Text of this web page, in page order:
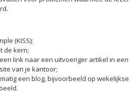
(KISS);
de kern;
link naar een uitvoeriger artikel in een
van je kantoor;
een blog, bijvoorbeeld op wekelijkse